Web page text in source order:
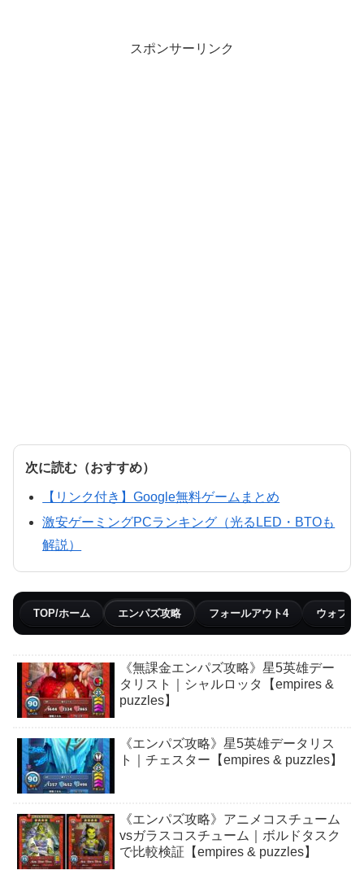
スポンサーリンク
次に読む（おすすめ）
【リンク付き】Google無料ゲームまとめ
激安ゲーミングPCランキング（光るLED・BTOも
解説）
TOP/ホーム エンパズ攻略 フォールアウト4 ウォブリ
《無課金エンパズ攻略》星5英雄デー
タリスト｜シャルロッタ【empires &
puzzles】
《エンパズ攻略》星5英雄データリス
ト｜チェスター【empires & puzzles】
《エンパズ攻略》アニメコスチューム
vsガラスコスチューム｜ボルドタスク
で比較検証【empires & puzzles】